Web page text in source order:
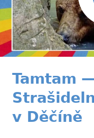
Tamtam
v Děčíně